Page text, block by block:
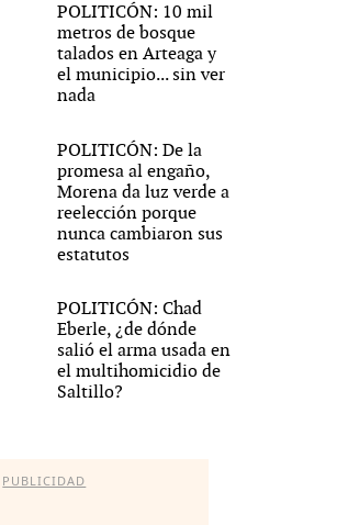
POLITICÓN: 10 mil
metros de bosque
talados en Arteaga y
el municipio... sin ver
nada
POLITICÓN: De la
promesa al engaño,
Morena da luz verde a
reelección porque
nunca cambiaron sus
estatutos
POLITICÓN: Chad
Eberle, ¿de dónde
salió el arma usada en
el multihomicidio de
Saltillo?
PUBLICIDAD